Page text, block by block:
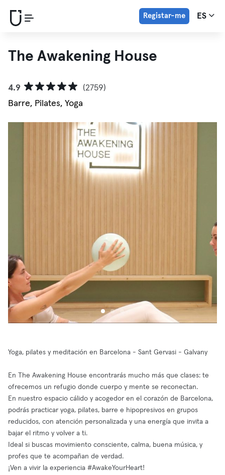
Registar-me ES
The Awakening House
4.9
(2759)
Barre, Pilates, Yoga
Yoga, pilates y meditación en Barcelona - Sant Gervasi - Galvany
En The Awakening House encontrarás mucho más que clases: te
ofrecemos un refugio donde cuerpo y mente se reconectan.
En nuestro espacio cálido y acogedor en el corazón de Barcelona,
podrás practicar yoga, pilates, barre e hipopresivos en grupos
reducidos, con atención personalizada y una energía que invita a
bajar el ritmo y volver a ti.
Ideal si buscas movimiento consciente, calma, buena música, y
profes que te acompañan de verdad.
¡Ven a vivir la experiencia #AwakeYourHeart!